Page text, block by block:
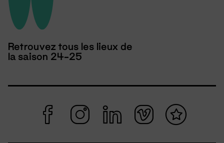
Retrouvez tous les lieux de
la saison 24-25